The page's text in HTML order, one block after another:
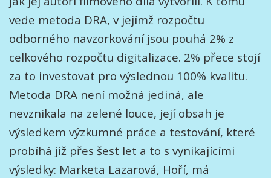
vede metoda DRA, v jejímž rozpočtu
odborného navzorkování jsou pouhá 2% z
celkového rozpočtu digitalizace. 2% přece stojí
za to investovat pro výslednou 100% kvalitu.
Metoda DRA není možná jediná, ale
nevznikala na zelené louce, její obsah je
výsledkem výzkumné práce a testování, které
probíhá již přes šest let a to s vynikajícími
výsledky: Marketa Lazarová, Hoří, má